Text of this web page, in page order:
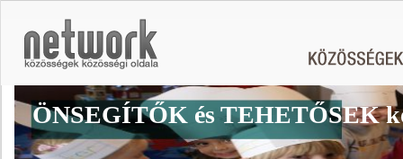
ÖNSEGÍTŐK és TEHETŐSEK